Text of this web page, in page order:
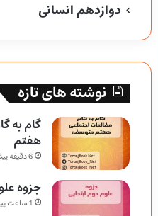
دوازدهم انسانی
نوشته های تازه
گام به
هفتم
6 دقیقه پیش
جزوه
1 ساعت پیش